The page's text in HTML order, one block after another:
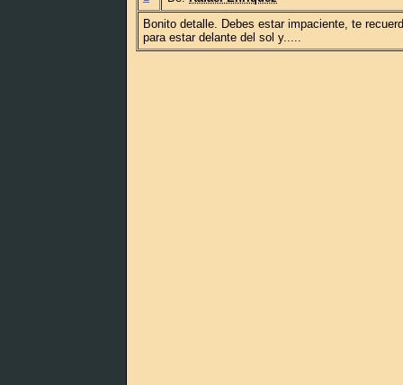
Bonito detalle. Debes estar impaciente, te
para estar delante del sol y.....